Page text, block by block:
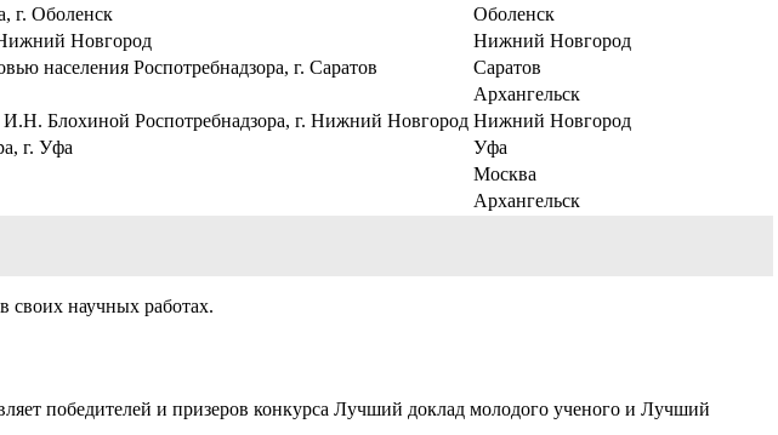
г. Оболенск
Оболенск
Новгород
Нижний Новгород
населения Роспотребнадзора, г. Саратов
Саратов
Архангельск
Блохиной Роспотребнадзора, г. Нижний Новгород Нижний Новгород
г. Уфа
Уфа
Москва
Архангельск
своих научных работах.
победителей и призеров конкурса Лучший доклад молодого ученого и Лучший